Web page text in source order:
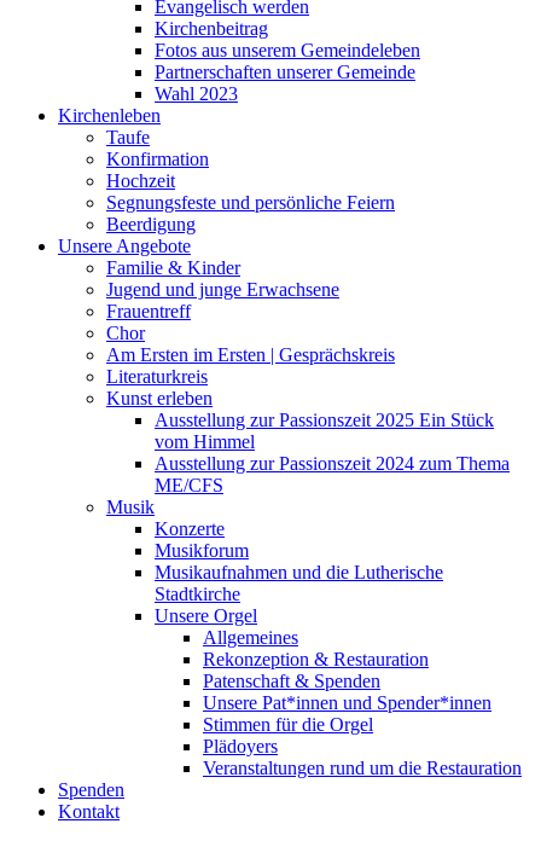
Evangelisch werden
Kirchenbeitrag
Fotos aus unserem Gemeindeleben
Partnerschaften unserer Gemeinde
Wahl 2023
Kirchenleben
Taufe
Konfirmation
Hochzeit
Segnungsfeste und persönliche Feiern
Beerdigung
Unsere Angebote
Familie & Kinder
Jugend und junge Erwachsene
Frauentreff
Chor
Am Ersten im Ersten | Gesprächskreis
Literaturkreis
Kunst erleben
Ausstellung zur Passionszeit 2025 Ein Stück
vom Himmel
Ausstellung zur Passionszeit 2024 zum Thema
ME/CFS
Musik
Konzerte
Musikforum
Musikaufnahmen und die Lutherische
Stadtkirche
Unsere Orgel
Allgemeines
Rekonzeption & Restauration
Patenschaft & Spenden
Unsere Pat*innen und Spender*innen
Stimmen für die Orgel
Plädoyers
Veranstaltungen rund um die Restauration
Spenden
Kontakt